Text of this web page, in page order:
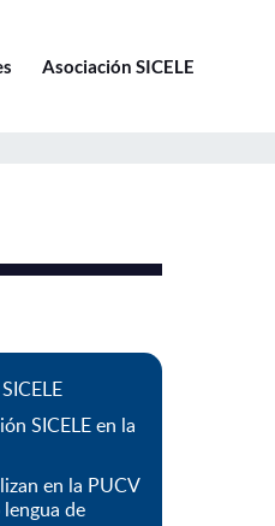
Asociación SICELE
SICELE en la
en la PUCV
de